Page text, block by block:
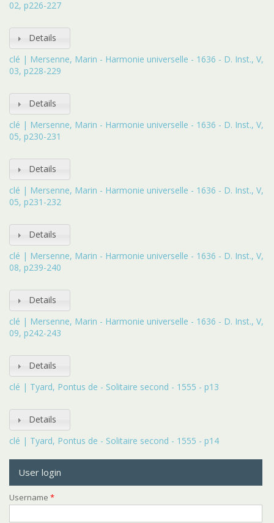
02, p226-227
Details
clé | Mersenne, Marin - Harmonie universelle - 1636 - D. Inst., V,
03, p228-229
Details
clé | Mersenne, Marin - Harmonie universelle - 1636 - D. Inst., V,
05, p230-231
Details
clé | Mersenne, Marin - Harmonie universelle - 1636 - D. Inst., V,
05, p231-232
Details
clé | Mersenne, Marin - Harmonie universelle - 1636 - D. Inst., V,
08, p239-240
Details
clé | Mersenne, Marin - Harmonie universelle - 1636 - D. Inst., V,
09, p242-243
Details
clé | Tyard, Pontus de - Solitaire second - 1555 - p13
Details
clé | Tyard, Pontus de - Solitaire second - 1555 - p14
User login
Username *